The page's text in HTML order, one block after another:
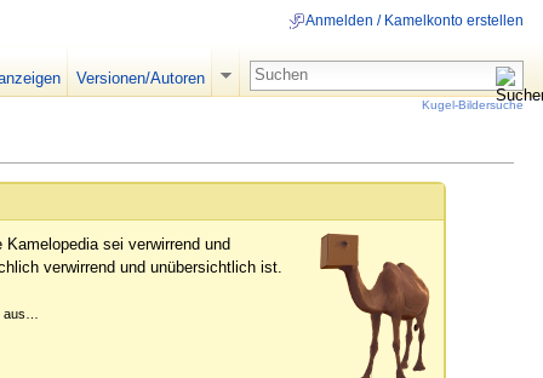
sei verwirrend und
verwirrend und unübersichtlich ist.
aus…
Anmelden / Kamelkonto erstellen
Versionen/Autoren
Kugel-Bildersuche